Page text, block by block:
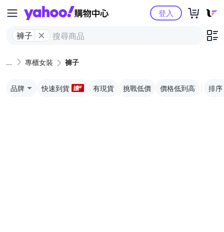
Yahoo購物中心
褲子
登入
專櫃女裝 褲子
品牌 快速到貨 有現貨 挑戰低價 價格低到高 排序